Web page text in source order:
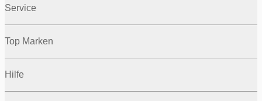
Service
Top Marken
Hilfe